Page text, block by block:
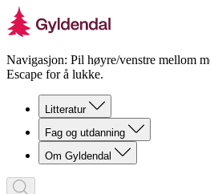
Navigasjon: Pil høyre/venstre mellom
Escape for å lukke.
Litteratur
Fag og utdanning
Om Gyldendal